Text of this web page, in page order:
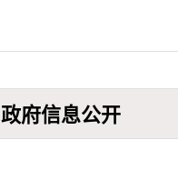
政府信息公开